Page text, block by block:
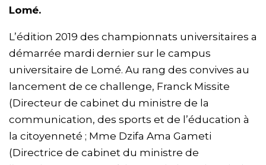
Lomé.
L’édition 2019 des championnats universitaires a
démarrée mardi dernier sur le campus
universitaire de Lomé. Au rang des convives au
lancement de ce challenge, Franck Missite
(Directeur de cabinet du ministre de la
communication, des sports et de l’éducation à
la citoyenneté ; Mme Dzifa Ama Gameti
(Directrice de cabinet du ministre de